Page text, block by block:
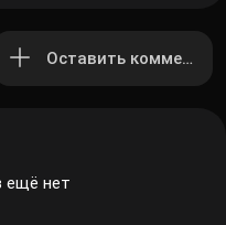
Оставить
ещё нет